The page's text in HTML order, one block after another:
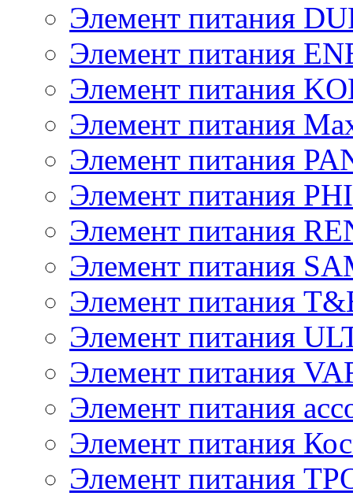
Элемент питания
Элемент питания
Элемент питания
Элемент питания
Элемент питания
Элемент питания
Элемент питания
Элемент питания
Элемент питания
Элемент питания
Элемент питания
Элемент питания
Элемент питания
Элемент питания